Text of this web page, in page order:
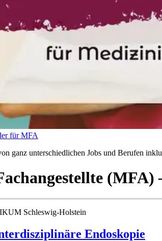
für MFA
ganz unterschiedlichen Jobs und Berufen
(MFA)
Schleswig-Holstein
Endoskopie